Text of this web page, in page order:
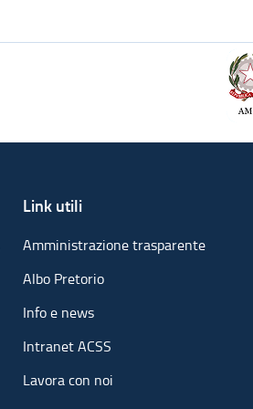
Link utili
Amministrazione trasparente
Albo Pretorio
Info e news
Intranet ACSS
Lavora con noi